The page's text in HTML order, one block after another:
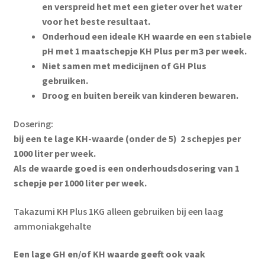
en verspreid het met een gieter over het water
voor het beste resultaat.
Onderhoud een ideale KH waarde en een stabiele
pH met 1 maatschepje KH Plus per m3 per week.
Niet samen met medicijnen of GH Plus
gebruiken.
Droog en buiten bereik van kinderen bewaren.
Dosering:
bij een te lage KH-waarde (onder de 5) 2 schepjes per
1000 liter per week.
Als de waarde goed is een onderhoudsdosering van 1
schepje per 1000 liter per week.
Takazumi KH Plus 1KG alleen gebruiken bij een laag
ammoniakgehalte
Een lage GH en/of KH waarde geeft ook vaak